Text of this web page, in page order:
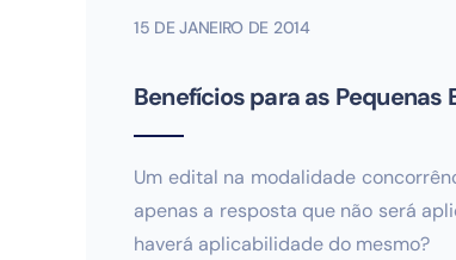
15 DE JANEIRO DE 2014
Benefícios para as
Um edital na modalidade
apenas a resposta que não será
haverá aplicabilidade do mesmo?